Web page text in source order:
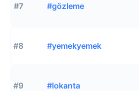
#7 #gözleme
#8 #yemekyemek
#9 #lokanta